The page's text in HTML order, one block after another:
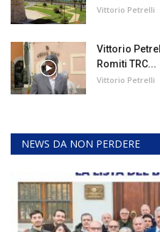
Vittorio Petrelli
Vittorio
Romiti TRC...
Vittorio Petrelli
NEWS DA NON PERDERE